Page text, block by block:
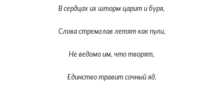
В сердцах их шторм царит и буря,
Слова стремглав летят как пули,
Не ведомо им, что творят,
Единство травит сочный яд.